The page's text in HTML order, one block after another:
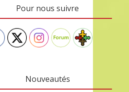
Pour nous suivre
Nouveautés